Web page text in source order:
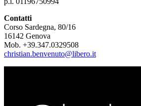
Contatti
Corso Sardegna, 80/16
16142 Genova
Mob. +39.347.0329508
christian.benvenuto@libero.it